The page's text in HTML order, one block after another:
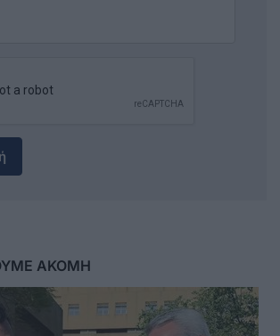
ΑΚΟΜΗ